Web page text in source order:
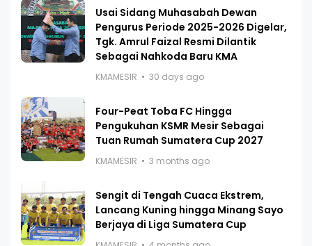
Usai Sidang Muhasabah Dewan
Pengurus Periode 2025-2026 Digelar,
Tgk. Amrul Faizal Resmi Dilantik
Sebagai Nahkoda Baru KMA
KMAMESIR 30 days ago
Four-Peat Toba FC Hingga
Pengukuhan KSMR Mesir Sebagai
Tuan Rumah Sumatera Cup 2027
KMAMESIR 3 months ago
Sengit di Tengah Cuaca Ekstrem,
Lancang Kuning hingga Minang Sayo
Berjaya di Liga Sumatera Cup